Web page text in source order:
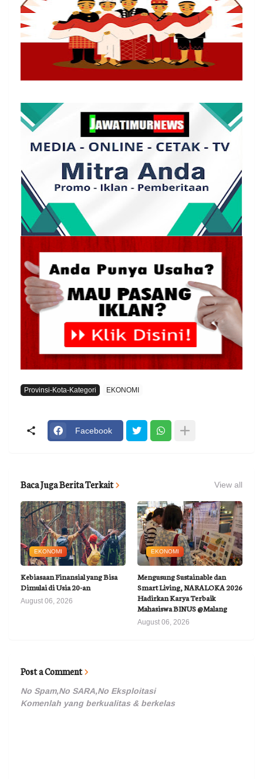
Provinsi-Kota-Kategori EKONOMI
Facebook
Baca Juga Berita Terkait View all
EKONOMI
Kebiasaan Finansial yang Bisa
Dimulai di Usia 20-an
August 06, 2026
EKONOMI
Mengusung Sustainable dan
Smart Living, NARALOKA 2026
Hadirkan Karya Terbaik
Mahasiswa BINUS @Malang
August 06, 2026
Post a Comment
No Spam,No SARA,No Eksploitasi
Komenlah yang berkualitas & berkelas